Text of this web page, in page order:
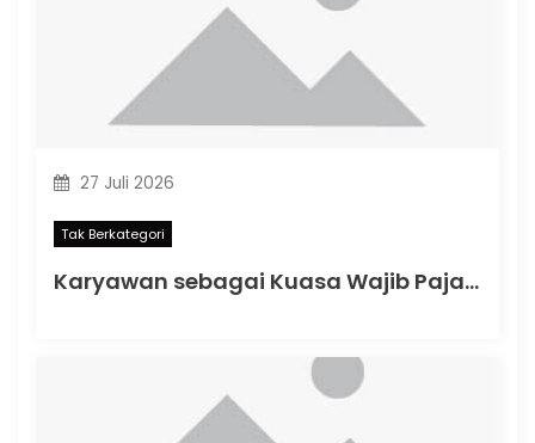
27 Juli 2026
Tak Berkategori
Karyawan sebagai Kuasa Wajib Pajak: Apa yang Berubah dalam PMK Nomor 44 Tahun 2026?